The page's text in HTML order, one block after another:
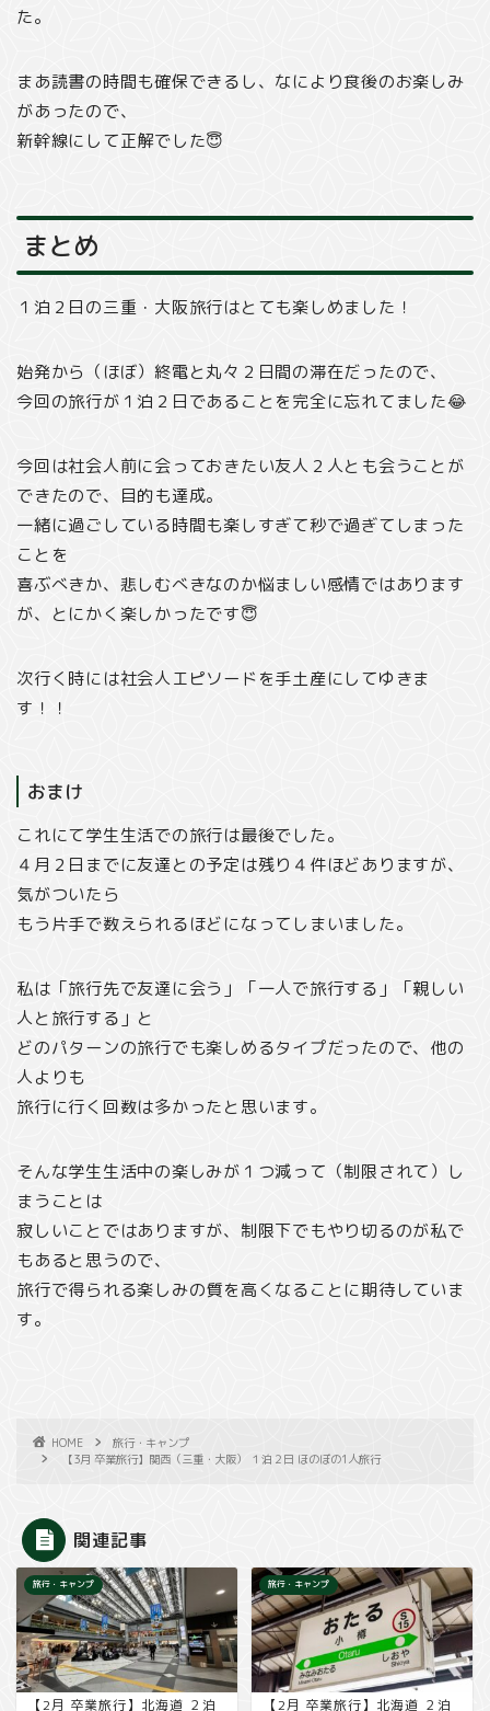
た。
まあ読書の時間も確保できるし、なにより食後のお楽しみ
があったので、
新幹線にして正解でした😇
まとめ
１泊２日の三重・大阪旅行はとても楽しめました！
始発から（ほぼ）終電と丸々２日間の滞在だったので、
今回の旅行が１泊２日であることを完全に忘れてました😂
今回は社会人前に会っておきたい友人２人とも会うことが
できたので、目的も達成。
一緒に過ごしている時間も楽しすぎて秒で過ぎてしまった
ことを
喜ぶべきか、悲しむべきなのか悩ましい感情ではあります
が、とにかく楽しかったです😇
次行く時には社会人エピソードを手土産にしてゆきま
す！！
おまけ
これにて学生生活での旅行は最後でした。
４月２日までに友達との予定は残り４件ほどありますが、
気がついたら
もう片手で数えられるほどになってしまいました。
私は「旅行先で友達に会う」「一人で旅行する」「親しい
人と旅行する」と
どのパターンの旅行でも楽しめるタイプだったので、他の
人よりも
旅行に行く回数は多かったと思います。
そんな学生生活中の楽しみが１つ減って（制限されて）し
まうことは
寂しいことではありますが、制限下でもやり切るのが私で
もあると思うので、
旅行で得られる楽しみの質を高くなることに期待していま
す。
HOME
旅行・キャンプ
【3月 卒業旅行】関西（三重・大阪） １泊２日 ほのぼの1人旅行
関連記事
旅行・キャンプ
【2月 卒業旅行】北海道 ２泊
旅行・キャンプ
【2月 卒業旅行】北海道 ２泊